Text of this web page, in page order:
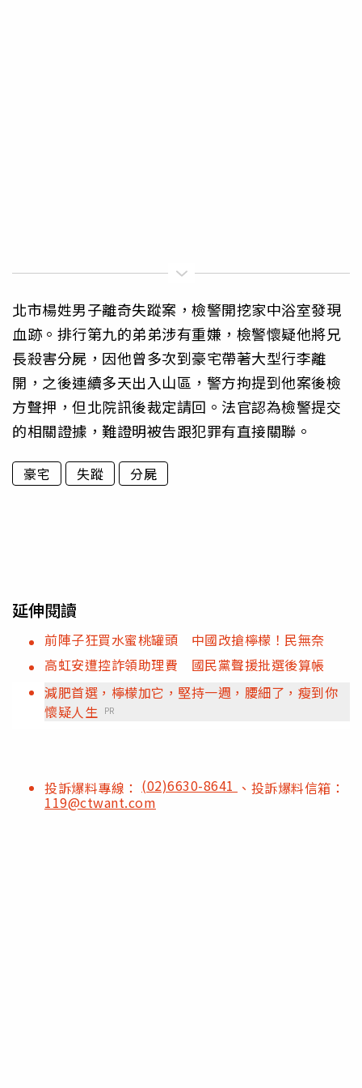
北市楊姓男子離奇失蹤案，檢警開挖家中浴室發現
血跡。排行第九的弟弟涉有重嫌，檢警懷疑他將兄
長殺害分屍，因他曾多次到豪宅帶著大型行李離
開，之後連續多天出入山區，警方拘提到他案後檢
方聲押，但北院訊後裁定請回。法官認為檢警提交
的相關證據，難證明被告跟犯罪有直接關聯。
豪宅 失蹤 分屍
延伸閱讀
前陣子狂買水蜜桃罐頭 中國改搶檸檬！民無奈
高虹安遭控詐領助理費 國民黨聲援批選後算帳
減肥首選，檸檬加它，堅持一週，腰細了，瘦到你
懷疑人生 PR
投訴爆料專線： (02)6630-8641 、投訴爆料信箱：
119@ctwant.com